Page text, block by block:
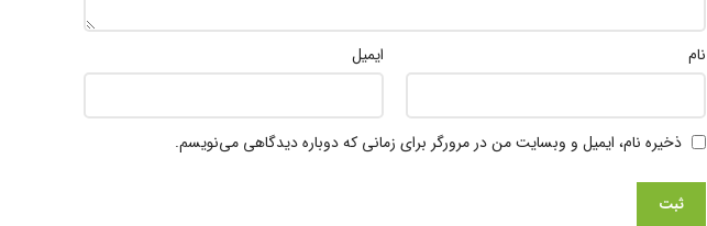
نام ایمیل
ذخیره نام، ایمیل و وبسایت من در مرورگر برای زمانی که دوباره دیدگاهی می‌نویسم.